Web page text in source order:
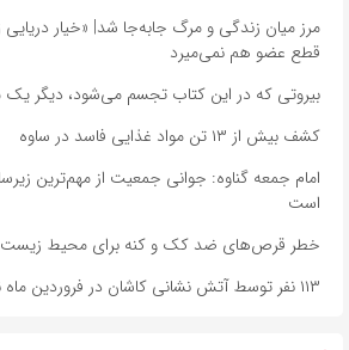
مرز میان زندگی و مرگ جابه‌جا شد| «خیار
قطع عضو هم نمی‌میرد
بیروتی که در این کتاب تجسم می‌شود، دیگر
کشف بیش از ۱۳ تن مواد غذایی فاسد در ساوه
امام جمعه گناوه: جوانی جمعیت از مهم‌ترین
است
خطر قرص‌های ضد کک و کنه برای محیط زیست
۱۱۳ نفر توسط آتش نشانی کاشان در فروردین ماه نجات یافتند